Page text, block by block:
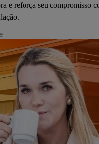
e reforça seu compromisso